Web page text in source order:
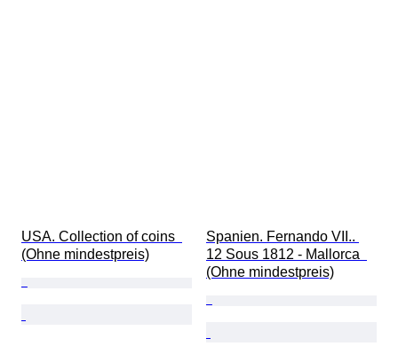
USA. Collection of coins
(Ohne mindestpreis)
Spanien. Fernando VII..
12 Sous 1812 - Mallorca
(Ohne mindestpreis)